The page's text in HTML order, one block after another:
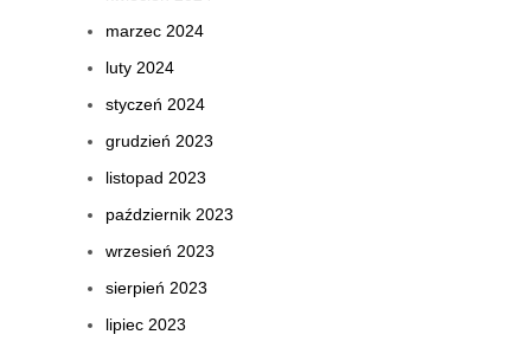
marzec 2024
luty 2024
styczeń 2024
grudzień 2023
listopad 2023
październik 2023
wrzesień 2023
sierpień 2023
lipiec 2023